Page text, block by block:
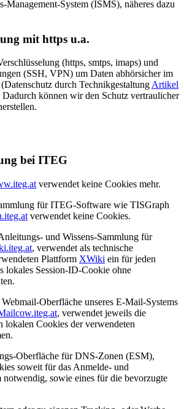
Management-System (ISMS), näheres dazu
mit https u.a.
(https, smtps, imaps) und
(SSH, VPN) um Daten abhörsicher im
durch Technikgestaltung Artikel
Dadurch können wir den Schutz vertraulicher
bei ITEG
verwendet keine Cookies mehr.
für ITEG-Software wie TISGraph
verwendet keine Cookies.
und Wissens-Sammlung für
, verwendet als technische
Plattform XWiki ein für jeden
lokales Session-ID-Cookie ohne
Oberfläche unseres E-Mail-Systems
, verwendet jeweils die
lokalen Cookies der verwendeten
Oberfläche für DNS-Zonen (ESM),
soweit für das Anmelde- und
notwendig, sowie eines für die bevorzugte